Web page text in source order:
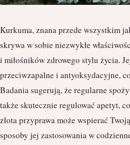
Kurkuma, znana przede wszystkim
skrywa w sobie niezwykłe
i miłośników zdrowego stylu życia.
przeciwzapalne i antyoksydacyjne,
Badania sugerują, że regularne
także skutecznie regulować apetyt,
złota przyprawa może wspierać
sposoby jej zastosowania w